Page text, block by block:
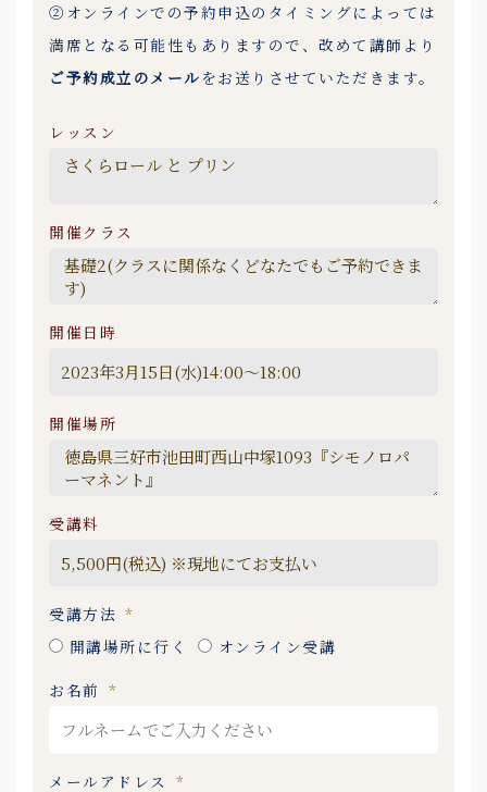
②オンラインでの予約申込のタイミングによっては
満席となる可能性もありますので、改めて講師より
ご予約成立のメール をお送りさせていただきます。
レッスン
開催クラス
開催日時
開催場所
受講料
受講方法
開講場所に行く
オンライン受講
お名前
メールアドレス